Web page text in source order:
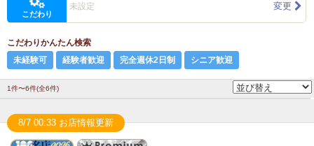
こだわり
未設定 変更
こだわりかんたん検索
未経験可
経験者歓迎 完全週休2日制 シニア歓迎
1件〜6件(全6件)
8/7 00:33 お店情報更新